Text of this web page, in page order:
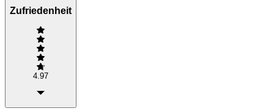
Zufriedenheit
4.97